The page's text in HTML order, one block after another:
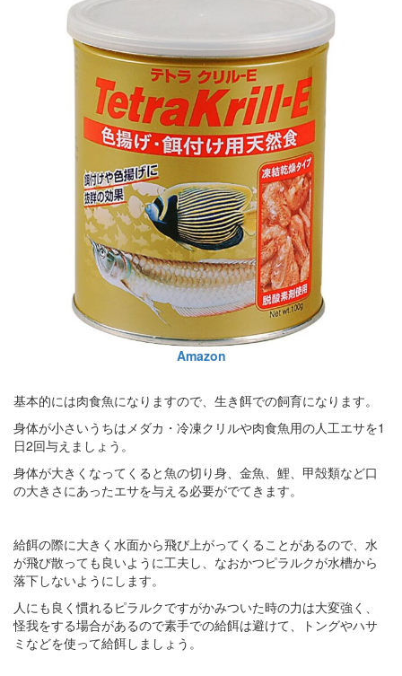
Amazon
基本的には肉食魚になりますので、生き餌での飼育になります。
身体が小さいうちはメダカ・冷凍クリルや肉食魚用の人工エサを1
日2回与えましょう。
身体が大きくなってくると魚の切り身、金魚、鯉、甲殻類など口
の大きさにあったエサを与える必要がでてきます。
給餌の際に大きく水面から飛び上がってくることがあるので、水
が飛び散っても良いように工夫し、なおかつピラルクが水槽から
落下しないようにします。
人にも良く慣れるピラルクですがかみついた時の力は大変強く、
怪我をする場合があるので素手での給餌は避けて、トングやハサ
ミなどを使って給餌しましょう。